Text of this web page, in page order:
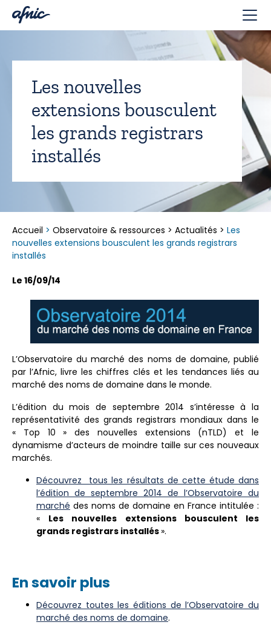
Les nouvelles
extensions bousculent
les grands registrars
installés
Accueil > Observatoire & ressources > Actualités > Les
nouvelles extensions bousculent les grands registrars
installés
Le 16/09/14
L’Observatoire du marché des noms de domaine, publié
par l’Afnic, livre les chiffres clés et les tendances liés au
marché des noms de domaine dans le monde.
L’édition du mois de septembre 2014 s’intéresse à la
représentativité des grands registrars mondiaux dans le
« Top 10 » des nouvelles extensions (nTLD) et le
dynamisme d’acteurs de moindre taille sur ces nouveaux
marchés.
Découvrez tous les résultats de cette étude dans
l’édition de septembre 2014 de l’Observatoire du
marché des noms de domaine en France intitulée :
« Les nouvelles extensions bousculent les
grands registrars installés ».
En savoir plus
Découvrez toutes les éditions de l’Observatoire du
marché des noms de domaine.
Panneau de gestion des cookies